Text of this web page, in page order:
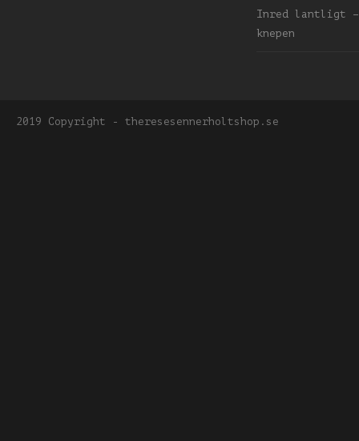
Inred lantligt
knepen
2019 Copyright - theresesennerholtshop.se